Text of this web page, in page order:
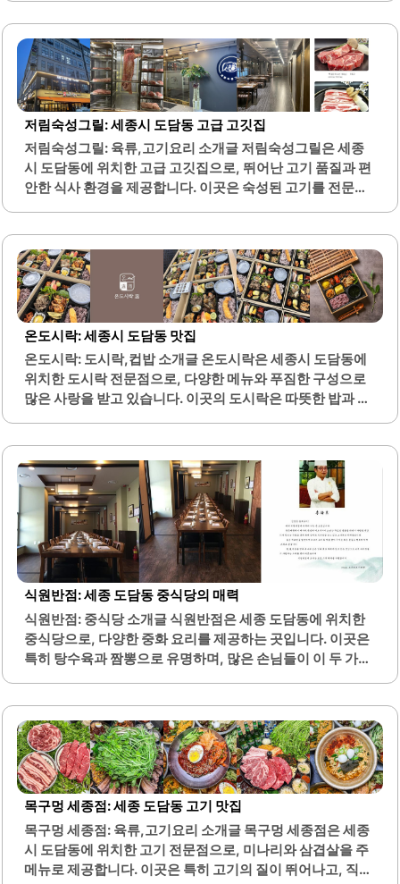
빗한 공간이 마련되어 있어 가족 단위 방문객이나 회식 모임
에 적합합니다.주차 공간이 마련되어 있어 차량 이용 시 편리
합니다. 고기의 두께와 육즙이 살아있는 맛은 고객들 사이에
서 호평을 받고 있으며, 특히 삼겹살과 목살이 부드럽고 잡내
가 없어 많은 이들이 선호합니다. 직원들은 친절하게 응대하
며, 고기를 정성껏 구워주는 서비스로 고객의 만족도를 높이
고 있습니다.다양한 쌈 조합과 함께 제공되는 반찬들은 식사
의 풍미를 더욱 높여줍니다. 기본으로 제공되는 김치찌개와
매콤 리조또 또한 많은 이들에게..
저림숙성그릴: 세종시 도담동 고급 고깃집
저림숙성그릴: 육류,고기요리 소개글 저림숙성그릴은 세종
시 도담동에 위치한 고급 고깃집으로, 뛰어난 고기 품질과 편
안한 식사 환경을 제공합니다. 이곳은 숙성된 고기를 전문으
적합합니다.룸이 마련되어 있어 프라이빗한 식사가 가능하
며, 고기를 직접 구워주는 서비스로 편리함을 더합니다. 기본
반찬으로 제공되는 저염 명란과 솥밥은 고기와 잘 어울리며,
다양한 사이드 메뉴도 준비되어 있습니다. 신선한 한돈 고기
를 사용하여 고기의 질이 뛰어나며, 잡내가 없어 더욱 맛있게
즐길 수 있습니다.직원들은 친절하게 서비스를 제공하며, 고
기 굽는 데 있어 숙련된 기술을 보여줍니다. 고기의 두께와 육
즙이 풍부하여 만족스러운 식사를 경험할 수 있습니다. 또한,
매장 내 고기 냄새와 기름기가..
온도시락: 세종시 도담동 맛집
온도시락: 도시락,컵밥 소개글 온도시락은 세종시 도담동에
위치한 도시락 전문점으로, 다양한 메뉴와 푸짐한 구성으로
많은 사랑을 받고 있습니다. 이곳의 도시락은 따뜻한 밥과 국,
선택의 즐거움을 제공합니다.신선한 재료를 사용하여 조리
된 음식은 맛이 뛰어나며, 고객의 요구사항을 꼼꼼히 체크하
여 맞춤형 서비스를 제공합니다. 또한, 포장도 깔끔하게 이루
어져 있어 행사나 모임에 적합합니다. 친절한 직원들이 고객
을 맞이하며, 청결한 환경에서 음식을 제공합니다.온도시락
은 단체 주문에도 적합하여, 회사나 모임에서의 점심식사로
인기가 높습니다. 이곳의 도시락은 맛뿐만 아니라 양도 풍부
하여, 든든한 한 끼를 제공합니다. 고객들은 다양한 메뉴를 통
해 매일 다른 맛을 즐길 수 있으며, 특히..
식원반점: 세종 도담동 중식당의 매력
식원반점: 중식당 소개글 식원반점은 세종 도담동에 위치한
중식당으로, 다양한 중화 요리를 제공하는 곳입니다. 이곳은
특히 탕수육과 짬뽕으로 유명하며, 많은 손님들이 이 두 가지
국물 맛이 특징이며, 해산물과 채소가 조화롭게 어우러져 있
습니다. 이 외에도 삼선짜장, 깐풍새우 등 다양한 메뉴가 준비
되어 있어 선택의 폭이 넓습니다. 식사 후에는 후식으로 제공
되는 아이스크림이 인상적이며, 고객들에게 기분 좋은 마무
리를 선사합니다.식원반점은 넓은 공간과 편안한 분위기를
제공하여 가족 모임이나 친구들과의 식사에 적합합니다. 주
차 공간도 마련되어 있어 차량 이용이 편리합니다. 또한, 직원
들은 친절하게 서비스를 제공하여 고객들이 편안하게 식사를
즐길 수 있도록 돕습니다.식원반점은 배달 서비스도..
목구멍 세종점: 세종 도담동 고기 맛집
목구멍 세종점: 육류,고기요리 소개글 목구멍 세종점은 세종
시 도담동에 위치한 고기 전문점으로, 미나리와 삼겹살을 주
메뉴로 제공합니다. 이곳은 특히 고기의 질이 뛰어나고, 직원